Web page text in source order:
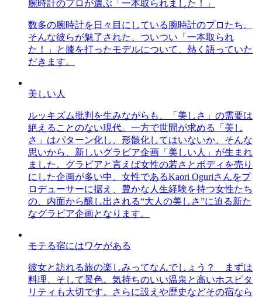
腕時計のプロが選ぶ「一本取られました！」
数多の腕時計を日々目にしている腕時計のプロたち。
そんな彼らが魅了された、ついつい「一本取られ
た！」と膝を打ったモデルについて、熱く語っていた
だきます。
美しい人
ルッキズム批判を生みながらも、「美しさ」の需要は
絶えることのない現代。一方で世間が求める「美し
さ」はパターン化し、形骸化してはいないか、そんな
思いから、新しいグラビア企画「美しい人」が生まれ
ました。グラビアと言えば女性の若さとボディを売り
にした企画が多い中、女性であるKaori Oguriさんをプ
ロデューサーに据え、豊かな人生経験を持つ女性たち
の、内面から醸し出される“大人の美しさ”に迫る新た
なグラビア企画となります。
モテる宿にはワケがある
彼女と訪れる旅の楽しみってなんでしょう？ まずは
料理、そして景色。気持ちのいい温泉と高いホスピタ
リティも大切です。さらに設えや歴史などその宿なら